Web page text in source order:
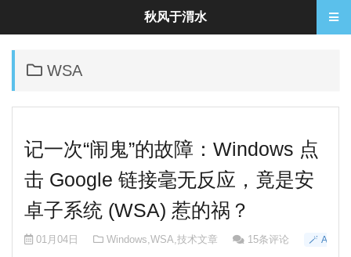
WSA
记一次“闹鬼”的故障：Windows 点
击 Google 链接毫无反应，竟是安
卓子系统 (WSA) 惹的祸？
01月04日 Windows,WSA,技术文章 15条评论 🪄 AI-1
秋风于渭水